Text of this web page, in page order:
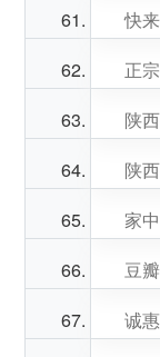
快
正
陕
豆
诚